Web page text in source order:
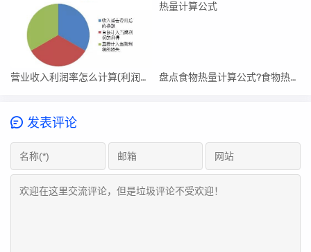
营业收入利润率怎么计算(利润率怎么计算) 盘点食物热量计算公式?食物热量计算公式
发表评论